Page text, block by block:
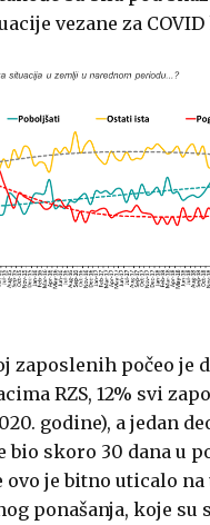
vezane za
zaposlenih počeo je
RZS, 12% svi
godine), a jedan
bio skoro 30 dana u
ovo je bitno uticalo na
ponašanja, koje su